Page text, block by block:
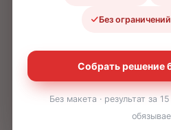
полиграфии сложных
честно,
печати у
ХОЧУ ПРОВЕРИТЬ
Без
Собрать решение
Без макета · результат за